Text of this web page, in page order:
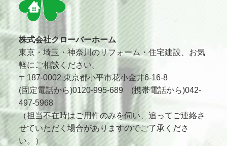
株式会社クローバーホーム
東京・埼玉・神奈川のリフォーム・住宅建設、お気
軽にご相談ください。
〒187-0002 東京都小平市花小金井6-16-8
(固定電話から)0120-995-689 (携帯電話から)042-
497-5968
（担当不在時はご用件のみを伺い、追ってご連絡さ
せていただく場合がありますのでご了承くださ
い。）